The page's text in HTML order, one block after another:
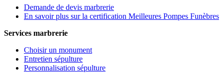
Demande de devis marbrerie
En savoir plus sur la certification Meilleures Pompes Funèbres
Services marbrerie
Choisir un monument
Entretien sépulture
Personnalisation sépulture